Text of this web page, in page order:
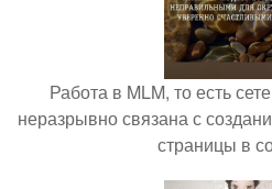
Работа в MLM, то есть
неразрывно связана с
страницы в